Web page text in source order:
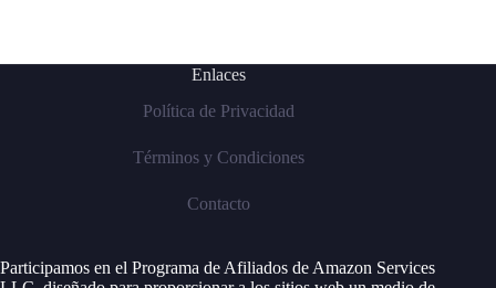
Enlaces
Política de Privacidad
Términos y Condiciones
Contacto
Participamos en el Programa de Afiliados de Amazon Services